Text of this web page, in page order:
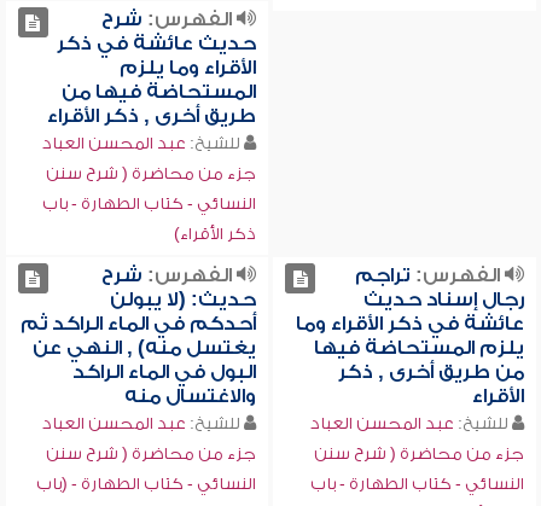
الفهرس: شرح
حديث عائشة في ذكر
الأقراء وما يلزم
المستحاضة فيها من
طريق أخرى , ذكر الأقراء
للشيخ: عبد المحسن العباد
جزء من محاضرة ( شرح سنن
النسائي - كتاب الطهارة - باب
ذكر الأقراء)
الفهرس: تراجم
رجال إسناد حديث
عائشة في ذكر الأقراء وما
يلزم المستحاضة فيها
من طريق أخرى , ذكر
الأقراء
للشيخ: عبد المحسن العباد
جزء من محاضرة ( شرح سنن
النسائي - كتاب الطهارة - باب
الفهرس: شرح
حديث: (لا يبولن
أحدكم في الماء الراكد ثم
يغتسل منه) , النهي عن
البول في الماء الراكد
والاغتسال منه
للشيخ: عبد المحسن العباد
جزء من محاضرة ( شرح سنن
النسائي - كتاب الطهارة - (باب